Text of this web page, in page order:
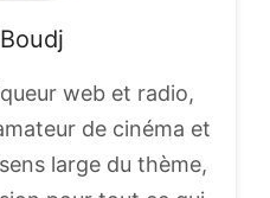
Boudj
web et radio,
de cinéma et
large du thème,